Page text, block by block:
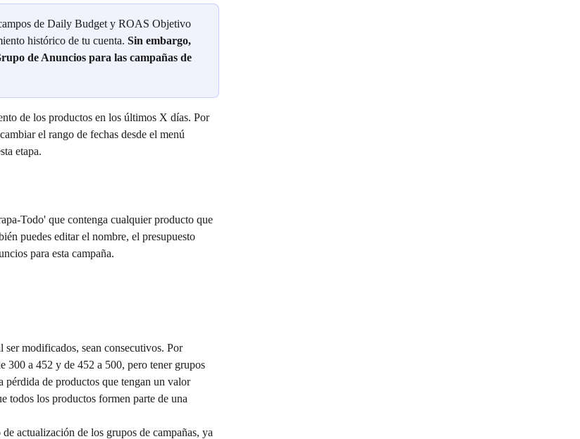
de Daily Budget y ROAS Objetivo
histórico de tu cuenta. Sin embargo,
de Anuncios para las campañas de
de los productos en los últimos X días. Por
el rango de fechas desde el menú
etapa.
Todo' que contenga cualquier producto que
puedes editar el nombre, el presupuesto
para esta campaña.
ser modificados, sean consecutivos. Por
300 a 452 y de 452 a 500, pero tener grupos
pérdida de productos que tengan un valor
todos los productos formen parte de una
actualización de los grupos de campañas, ya